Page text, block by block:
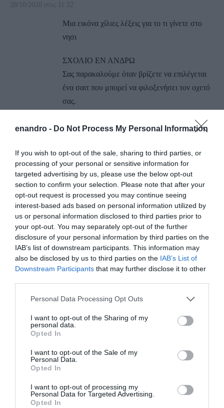
enandro - Do Not Process My Personal Information
If you wish to opt-out of the sale, sharing to third parties, or
processing of your personal or sensitive information for
targeted advertising by us, please use the below opt-out
section to confirm your selection. Please note that after your
opt-out request is processed you may continue seeing
interest-based ads based on personal information utilized by
us or personal information disclosed to third parties prior to
your opt-out. You may separately opt-out of the further
disclosure of your personal information by third parties on the
IAB’s list of downstream participants. This information may
also be disclosed by us to third parties on the IAB’s List of
Downstream Participants that may further disclose it to other
Please note that this website/app uses one or more Google
not limited to your visit or usage behaviour. You may click to
grant or deny consent to Google and its third-party tags to
use your data for below specified purposes in below Google
consent section.
Personal Data Processing Opt Outs
I want to opt-out of the Sharing of my
personal data.
Opted In
I want to opt-out of the Sale of my
Personal Data.
Opted In
I want to opt-out of processing my
Personal Data for Targeted Advertising.
Opted In
28/10/2020 στις 11:22
Μια εικόνα χίλιες λέξεις για το τι γίνετε στο
νησι
ΣΧΟΛΙΟ ΕΝ ΑΝΔΡΩ
Σας παρακαλούμε όταν βρίζετε να επιλέγεται
ένα σαιτ που μπορεί να φιλοξενήσει τον οχετό
σας.
χίλιες λέξεις. Όπως και για τις δημόσιες
αγαπά το νησί του.
Και τέλος λυπουμαστε που δεν έχουμε εικόνα
και ρεπορτάζ από τις μυστικές συναλλαγές και
τα χρήματα που έπαιρνε ο πρώην δήμαρχος και
το τι τα έκανε. Γιατί έργο δεν είδαμε.
Αυτά ως απάντηση στην αθλιότητα που βάλατε
σαν όνομα…
ΑΠΆΝΤΗΣΗ
Α ΡΕ ‘ΓΑΤΑΚΙ’ ΜΗΤΣΟΤΑΚΗ….ΣΤΗΝ
ΘΕΟΔΟΣΙΟ,ΝΑ ΤΟΥ ΑΦΗΣΕΙ ΣΤΑ
ΤΑΜΕΙΑ,ΠΕΡΙΣΣΟΤΕΡΑ ΧΡΗΜΑΤΑ ΑΠΟ
ΤΣΙΠΡΑΣ